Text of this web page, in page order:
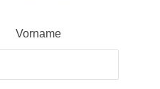
Vorname